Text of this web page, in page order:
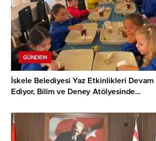
GÜNDEM
İskele Belediyesi Yaz Etkinlikleri Devam
Ediyor, Bilim ve Deney Atölyesinde